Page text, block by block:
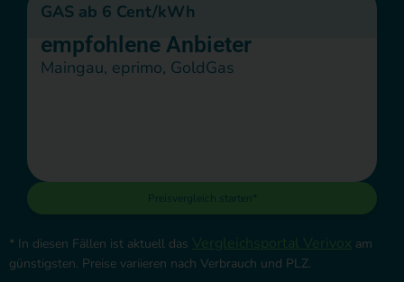
GAS ab 6 Cent/kWh
empfohlene Anbieter
Maingau, eprimo, GoldGas
* In diesen Fällen ist aktuell das
am
günstigsten. Preise variieren nach Verbrauch und PLZ.